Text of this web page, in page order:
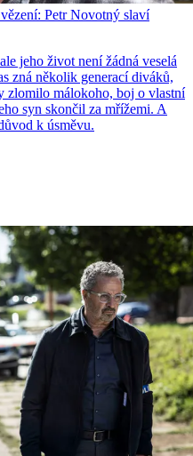
Petr Novotný slaví
jeho život není žádná veselá
zná několik generací diváků,
zlomilo málokoho, boj o vlastní
syn skončil za mřížemi. A
k úsměvu.